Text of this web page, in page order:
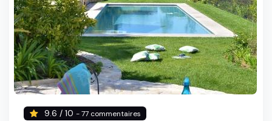
9.6 / 10 - 77 commentaires